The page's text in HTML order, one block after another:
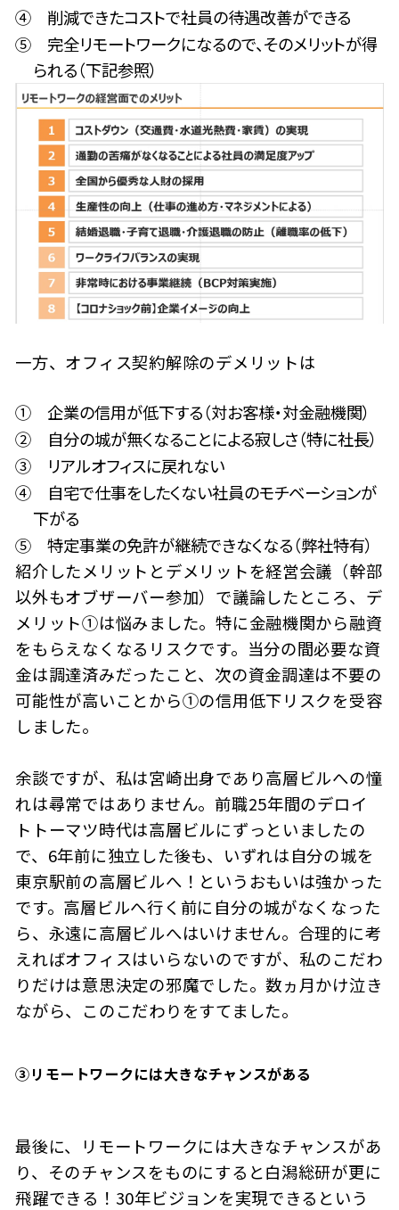
④ 削減できたコストで社員の待遇改善ができる
⑤ 完全リモートワークになるので、そのメリットが得
られる（下記参照）
一方、オフィス契約解除のデメリットは
① 企業の信用が低下する（対お客様・対金融機関）
② 自分の城が無くなることによる寂しさ（特に社長）
③ リアルオフィスに戻れない
④ 自宅で仕事をしたくない社員のモチベーションが
下がる
⑤ 特定事業の免許が継続できなくなる（弊社特有）
紹介したメリットとデメリットを経営会議（幹部
以外もオブザーバー参加）で議論したところ、デ
メリット①は悩みました。特に金融機関から融資
をもらえなくなるリスクです。当分の間必要な資
金は調達済みだったこと、次の資金調達は不要の
可能性が高いことから①の信用低下リスクを受容
しました。
余談ですが、私は宮崎出身であり高層ビルへの憧
れは尋常ではありません。前職25年間のデロイ
トトーマツ時代は高層ビルにずっといましたの
で、6年前に独立した後も、いずれは自分の城を
東京駅前の高層ビルへ！というおもいは強かった
です。高層ビルへ行く前に自分の城がなくなった
ら、永遠に高層ビルへはいけません。合理的に考
えればオフィスはいらないのですが、私のこだわ
りだけは意思決定の邪魔でした。数ヵ月かけ泣き
ながら、このこだわりをすてました。
③リモートワークには大きなチャンスがある
最後に、リモートワークには大きなチャンスがあ
り、そのチャンスをものにすると白潟総研が更に
飛躍できる！30年ビジョンを実現できるという